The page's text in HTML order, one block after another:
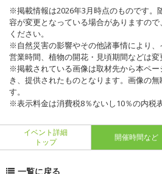
※掲載情報は2026年3月時点のものです。
容が変更となっている場合がありますの
ください。
※自然災害の影響やその他諸事情により
営業時間、植物の開花・見頃期間などは変
※掲載されている画像は取材先から本ペ
き、提供されたものとなります。画像の
す。
※表示料金は消費税8％ないし10％の内税表
イベント詳細
トップ
開催時間など
一覧に戻る